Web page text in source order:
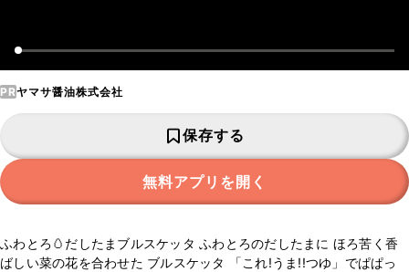
PRヤマサ醤油株式会社
保存する
無料アプリを開く
ふわとろ🥚だしたまブルスケッタ ふわとろのだしたまに ほろ苦く香
ばしい菜の花を合わせた ブルスケッタ 「これ!うま!!つゆ」でぱぱっ